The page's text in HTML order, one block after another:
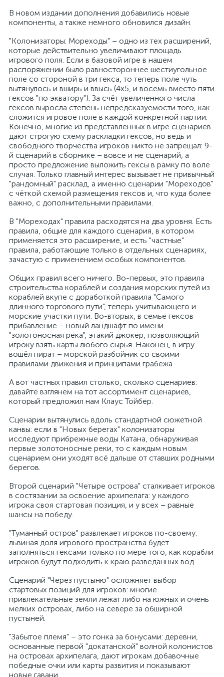
В новом издании дополнения добавились новые
компоненты, а также немного обновился дизайн.
"Колонизаторы: Мореходы" – одно из тех расширений,
которые действительно увеличивают площадь
игрового поля. Если в базовой игре в нашем
распоряжении было равностороннее шестиугольное
поле со стороной в три гекса, то теперь поле чуть
вытянулось и вширь и ввысь (4х5, и восемь вместо пяти
гексов "по экватору"). За счёт увеличенного числа
гексов выросла степень непредсказуемости того, как
сложится игровое поле в каждой конкретной партии.
Конечно, многие из представленных в игре сценариев
дают строгую схему раскладки гексов, но ведь и
свободного творчества игроков никто не запрещал: 9-
й сценарий в сборнике – вовсе и не сценарий, а
просто предложение выложить гексы в рамку по воле
случая. Только главный интерес вызывает не привычный
"рандомный" расклад, а именно сценарии "Мореходов"
с чёткой схемой размещения гексов и, что куда более
важно, с дополнительными правилами.
В "Мореходах" правила расходятся на два уровня. Есть
правила, общие для каждого сценария, в котором
применяется это расширение, и есть "частные"
правила, работающие только в отдельных сценариях,
зачастую с применением особых компонентов.
Общих правил всего ничего. Во-первых, это правила
строительства кораблей и создания морских путей из
кораблей вкупе с доработкой правила "Самого
длинного торгового пути", теперь учитывающего и
морские участки пути. Во-вторых, в семье гексов
прибавление – новый ландшафт по имени
"золотоносная река", этакий джокер, позволяющий
игроку взять карты любого сырья. Наконец, в игру
вошёл пират – морской разбойник со своими
правилами движения и принципами грабежа.
А вот частных правил столько, сколько сценариев:
давайте взглянем на тот ассортимент сценариев,
который предложил нам Клаус Тойбер.
Сценарии вытянулись вдоль стандартной сюжетной
канвы: если в "Новых берегах" колонизаторы
исследуют прибрежные воды Катана, обнаруживая
первые золотоносные реки, то с каждым новым
сценарием они уходят всё дальше от ставших родными
берегов.
Второй сценарий "Четыре острова" сталкивает игроков
в состязании за освоение архипелага: у каждого
игрока своя стартовая позиция, и у всех – равные
шансы на победу.
"Туманный остров" развлекает игроков по-своему:
львиная доля игрового пространства будет
заполняться гексами только по мере того, как корабли
игроков будут подходить к краю разведанных вод.
Сценарий "Через пустыню" осложняет выбор
стартовых позиций для игроков: многие
привлекательные земли лежат либо на южных и очень
мелких островах, либо на севере за обширной
пустыней.
"Забытое племя" – это гонка за бонусами: деревни,
основанные первой "докатанской" волной колонистов
на островах архипелага, дают игрокам добавочные
победные очки или карты развития и показывают
новые гавани.